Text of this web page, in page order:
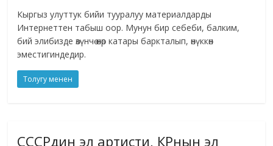
Кыргыз улуттук бийи тууралуу материалдарды
Интернеттен табыш оор. Мунун бир себеби, балким,
бий элибизде өзүнчө өнөр катары баркталып, өнүккөн
эместигиндедир.
Толугу менен
СССРдин эл артисти, КРнын эл